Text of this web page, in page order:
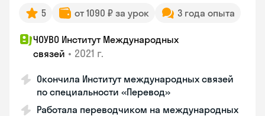
5 от 1090 ₽ за урок 3 года опыта
ЧОУВО Институт Международных
связей • 2021 г.
Окончила Институт международных связей
по специальности «Перевод»
Работала переводчиком на международных